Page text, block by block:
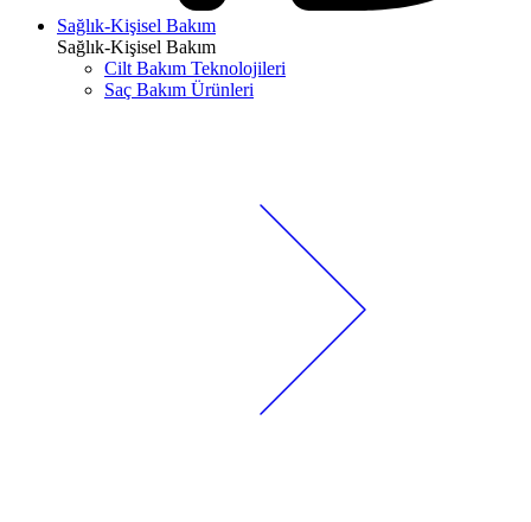
Sağlık-Kişisel Bakım
Sağlık-Kişisel Bakım
Cilt Bakım Teknolojileri
Saç Bakım Ürünleri